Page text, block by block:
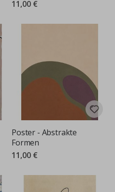
11,00 €
Poster - Abstrakte
Formen
11,00 €